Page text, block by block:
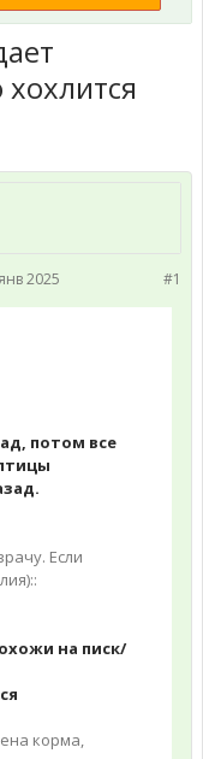
#1
2025
потом все
Если
на писк/
корма,